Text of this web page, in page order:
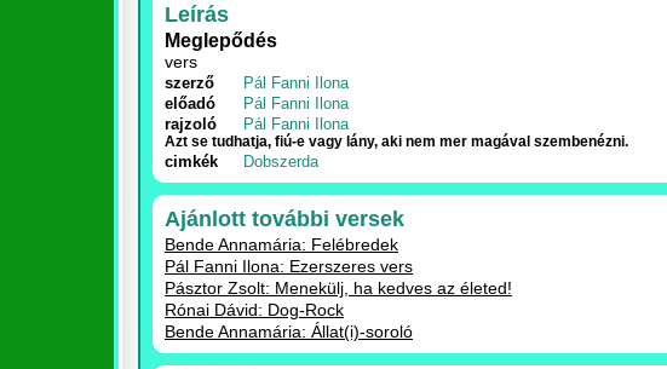
Leírás
Meglepődés
vers
szerző
Pál Fanni Ilona
előadó
Pál Fanni Ilona
rajzoló
Pál Fanni Ilona
Azt se tudhatja, fiú-e vagy lány, aki nem mer magával szembenézni.
cimkék Dobszerda
Ajánlott további versek
Bende Annamária: Felébredek
Pál Fanni Ilona: Ezerszeres vers
Pásztor Zsolt: Menekülj, ha kedves az életed!
Rónai Dávid: Dog-Rock
Bende Annamária: Állat(i)-soroló